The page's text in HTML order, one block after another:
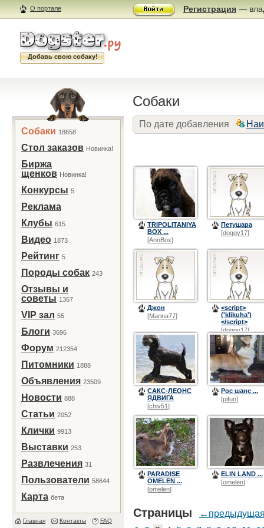
О портале Регистрация —
Добавь свою собаку!
Собаки 18658
Стол заказов Новинка!
Биржа
щенков Новинка!
Конкурсы 5
Реклама
Клубы 615
Видео 1873
Рейтинг 5
Породы собак 243
Отзывы и
советы 1367
VIP зал 55
Блоги 3696
Форум 212354
Питомники 1888
Объявления 23509
Новости 888
Статьи 2052
Клички 9913
Выставки 253
Развлечения 31
Пользователи 58644
Карта бета
Главная Контакты FAQ
Собаки
По дате добавления
TRIPOLITANIYA
BOX ...
[AnnBox]
Петушара
[doggy17]
Джон
[Marina77]
<script>
('klikuha')
</script>
[doggy17]
САКС-ЛЕОНС
ЯДВИГА
[chiv51]
Рос шанс ...
[pifun]
PARADISE
OMELEN ...
[omelen]
ELIN LAND ...
[omelen]
Страницы